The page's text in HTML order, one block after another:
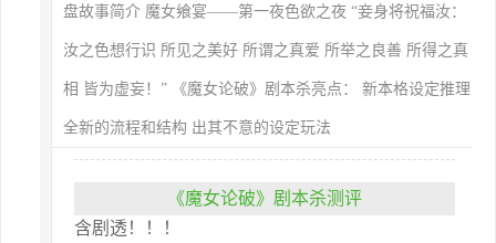
盘故事简介 魔女飨宴——第一夜色欲之夜 “妾身将祝福汝：
汝之色想行识 所见之美好 所谓之真爱 所举之良善 所得之真
相 皆为虚妄！” 《魔女论破》剧本杀亮点： 新本格设定推理
全新的流程和结构 出其不意的设定玩法
《魔女论破》剧本杀测评
含剧透！！！